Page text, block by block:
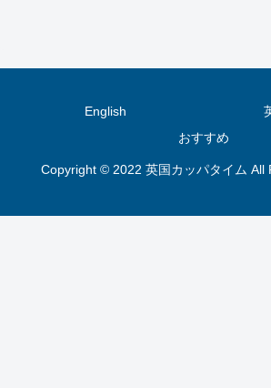
English
おすすめ
Copyright © 2022 英国カッパタイム All